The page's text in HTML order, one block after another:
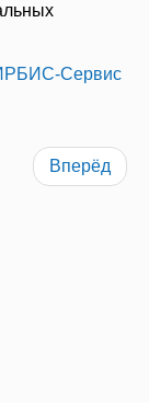
Сервис
Вперёд